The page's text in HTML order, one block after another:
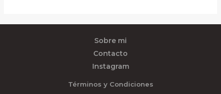
Sobre mi
Contacto
Instagram
Términos y Condiciones